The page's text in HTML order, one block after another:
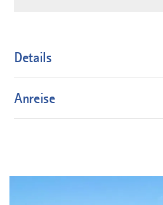
Details
Anreise